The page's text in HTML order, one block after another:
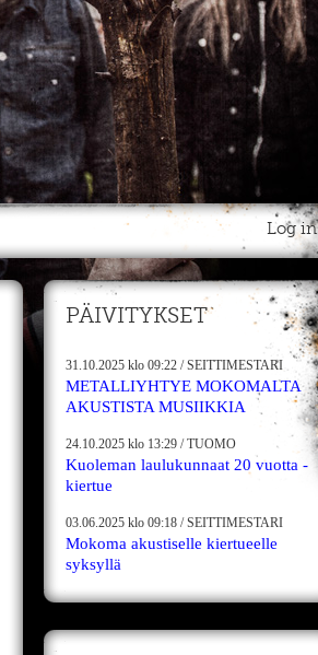
Log in
PÄIVITYKSET
31.10.2025 klo 09:22 /SEITTIMESTARI
METALLIYHTYE MOKOMALTA
AKUSTISTA MUSIIKKIA
24.10.2025 klo 13:29 /TUOMO
Kuoleman laulukunnaat 20 vuotta -
kiertue
03.06.2025 klo 09:18 /SEITTIMESTARI
Mokoma akustiselle kiertueelle
syksyllä